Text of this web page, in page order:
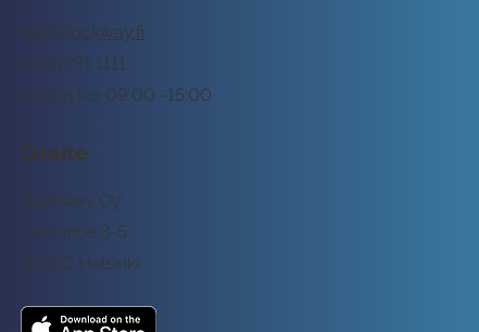
tuki@rockway.fi
Arkisin klo 09:00 -15:00
045 7731 1111
Osoite
Rockway Oy
Lemuntie 3-5
00510 Helsinki